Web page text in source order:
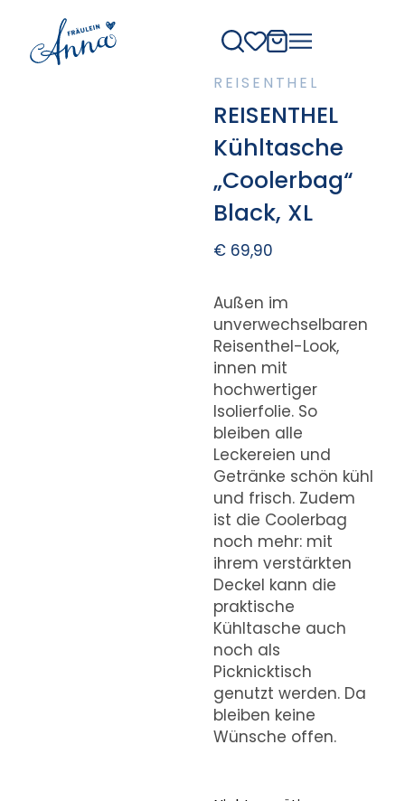
REISENTHEL
REISENTHEL
Kühltasche
„Coolerbag“
Black, XL
€69,90
Außen im
unverwechselbaren
Reisenthel-Look,
innen mit
hochwertiger
Isolierfolie. So
bleiben alle
Leckereien und
Getränke schön kühl
und frisch. Zudem
ist die Coolerbag
noch mehr: mit
ihrem verstärkten
Deckel kann die
praktische
Kühltasche auch
noch als
Picknicktisch
genutzt werden. Da
bleiben keine
Wünsche offen.